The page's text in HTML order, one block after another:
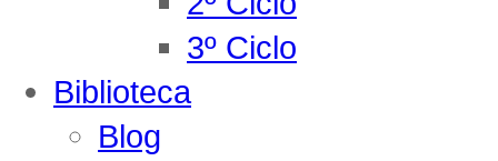
3º Ciclo
Biblioteca
Blog